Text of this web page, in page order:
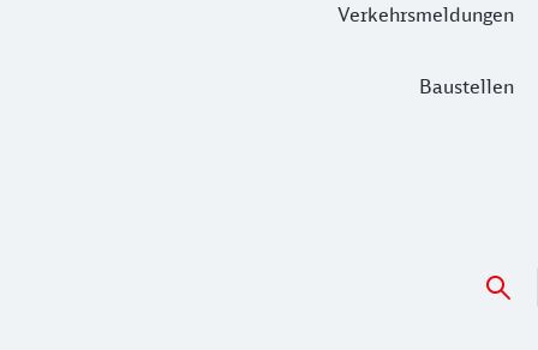
Verkehrsmeldungen
Baustellen